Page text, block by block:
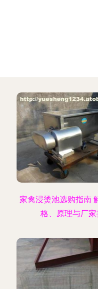
家禽浸烫池选购指南
格、原理与厂